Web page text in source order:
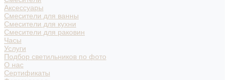
Аксессуары
Смесители для ванны
Смесители для кухни
Смесители для раковин
Часы
Услуги
Подбор светильников по фото
О нас
Сертификаты